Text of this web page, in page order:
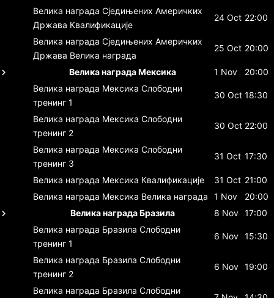
Велика награда Сједињених Америчких
Држава Квалификације
24 Oct 22:00
Велика награда Сједињених Америчких
Држава Велика награда
25 Oct 20:00
Велика награда Мексика 1 Nov
20:00
Велика награда Мексика Слободни
тренинг 1
30 Oct 18:30
Велика награда Мексика Слободни
тренинг 2
30 Oct 22:00
Велика награда Мексика Слободни
тренинг 3
31 Oct 17:30
Велика награда Мексика Квалификације 31 Oct 21:00
Велика награда Мексика Велика награда 1 Nov
20:00
Велика награда Бразила
8 Nov 17:00
Велика награда Бразила Слободни
тренинг 1
6 Nov 15:30
Велика награда Бразила Слободни
тренинг 2
6 Nov 19:00
Велика награда Бразила Слободни